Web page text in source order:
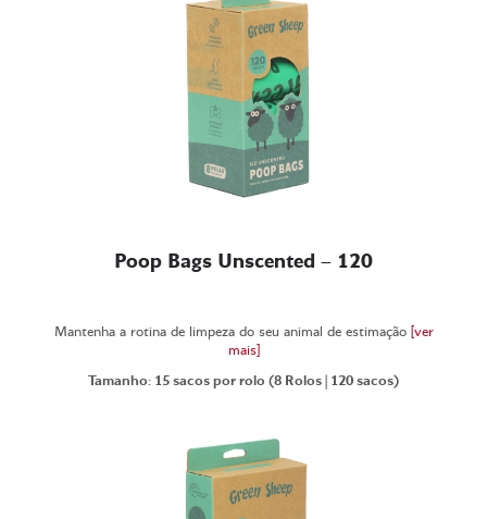
Poop Bags Unscented – 120
Mantenha a rotina de limpeza do seu animal de estimação [ver
mais]
Tamanho: 15 sacos por rolo (8 Rolos | 120 sacos)